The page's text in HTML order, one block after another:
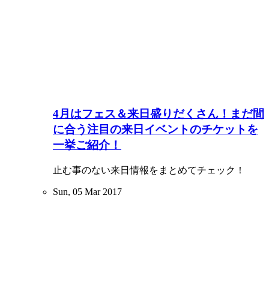
4月はフェス＆来日盛りだくさん！まだ間
に合う注目の来日イベントのチケットを
一挙ご紹介！
止む事のない来日情報をまとめてチェック！
Sun, 05 Mar 2017